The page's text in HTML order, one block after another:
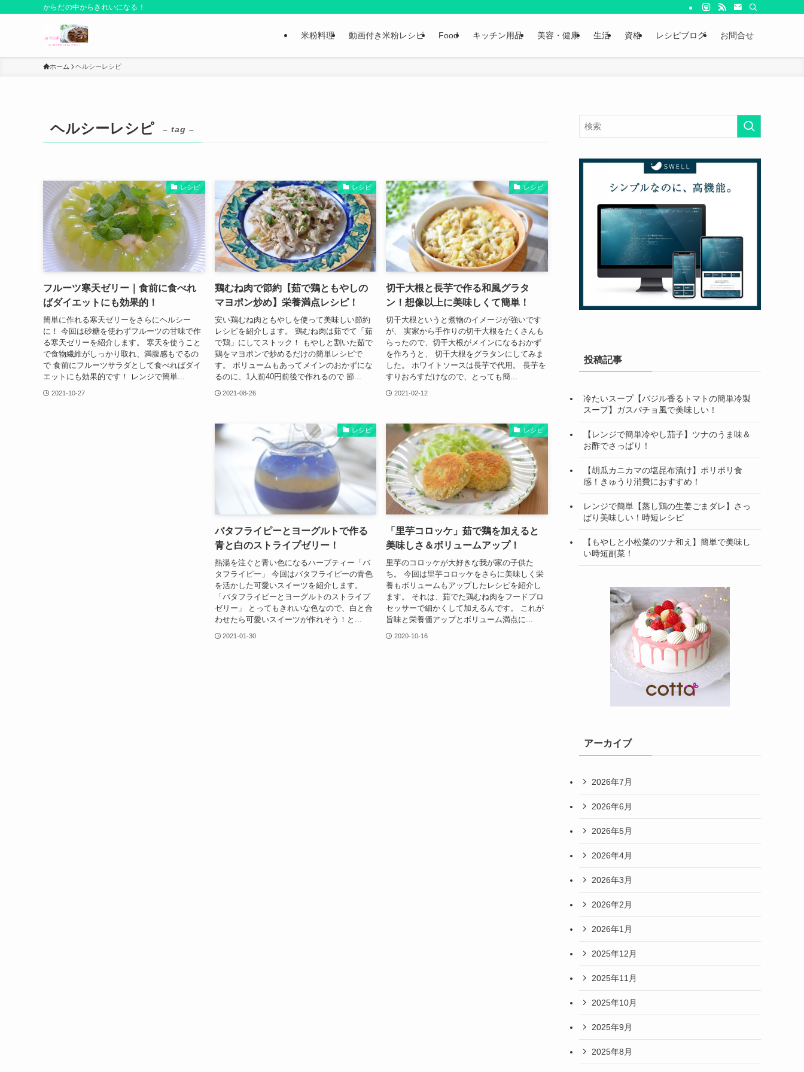
からだの中からきれいになる！
米粉料理 動画付き米粉レシピ Food キッチン用品 美容・健康 生活 資格 レシピブログ お問合せ
ホーム ヘルシーレシピ
ヘルシーレシピ – tag –
レシピ
フルーツ寒天ゼリー｜食前に食べれ
ばダイエットにも効果的！
簡単に作れる寒天ゼリーをさらにヘルシー
に！ 今回は砂糖を使わずフルーツの甘味で作
る寒天ゼリーを紹介します。 寒天を使うこと
で食物繊維がしっかり取れ、満腹感もでるの
で 食前にフルーツサラダとして食べればダイ
エットにも効果的です！ レンジで簡単...
2021-10-27
レシピ
鶏むね肉で節約【茹で鶏ともやしの
マヨポン炒め】栄養満点レシピ！
安い鶏むね肉ともやしを使って美味しい節約
レシピを紹介します。 鶏むね肉は茹でて「茹
で鶏」にしてストック！ もやしと割いた茹で
鶏をマヨポンで炒めるだけの簡単レシピで
す。 ボリュームもあってメインのおかずにな
るのに、1人前40円前後で作れるので 節...
2021-08-26
レシピ
切干大根と長芋で作る和風グラタ
ン！想像以上に美味しくて簡単！
切干大根というと煮物のイメージが強いです
が、 実家から手作りの切干大根をたくさんも
らったので、切干大根がメインになるおかず
を作ろうと、 切干大根をグラタンにしてみま
した。 ホワイトソースは長芋で代用。 長芋を
すりおろすだけなので、とっても簡...
2021-02-12
レシピ
バタフライピーとヨーグルトで作る
青と白のストライプゼリー！
熱湯を注ぐと青い色になるハーブティー「バ
タフライピー」 今回はバタフライピーの青色
を活かした可愛いスイーツを紹介します。
「バタフライピーとヨーグルトのストライプ
ゼリー」 とってもきれいな色なので、白と合
わせたら可愛いスイーツが作れそう！と...
2021-01-30
レシピ
「里芋コロッケ」茹で鶏を加えると
美味しさ＆ボリュームアップ！
里芋のコロッケが大好きな我が家の子供た
ち。 今回は里芋コロッケをさらに美味しく栄
養もボリュームもアップしたレシピを紹介し
ます。 それは、茹でた鶏むね肉をフードプロ
セッサーで細かくして加えるんです。 これが
旨味と栄養価アップとボリューム満点に...
2020-10-16
投稿記事
冷たいスープ【バジル香るトマトの簡単冷製
スープ】ガスパチョ風で美味しい！
【レンジで簡単冷やし茄子】ツナのうま味＆
お酢でさっぱり！
【胡瓜カニカマの塩昆布漬け】ポリポリ食
感！きゅうり消費におすすめ！
レンジで簡単【蒸し鶏の生姜ごまダレ】さっ
ぱり美味しい！時短レシピ
【もやしと小松菜のツナ和え】簡単で美味し
い時短副菜！
アーカイブ
2026年7月
2026年6月
2026年5月
2026年4月
2026年3月
2026年2月
2026年1月
2025年12月
2025年11月
2025年10月
2025年9月
2025年8月